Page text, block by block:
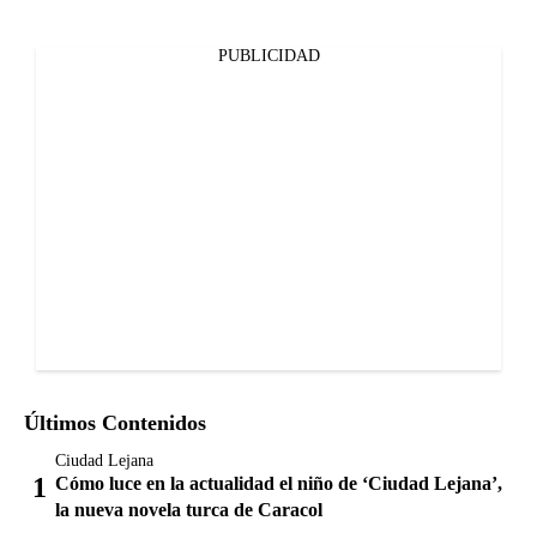
PUBLICIDAD
Últimos Contenidos
Ciudad Lejana
Cómo luce en la actualidad el niño de ‘Ciudad Lejana’,
la nueva novela turca de Caracol